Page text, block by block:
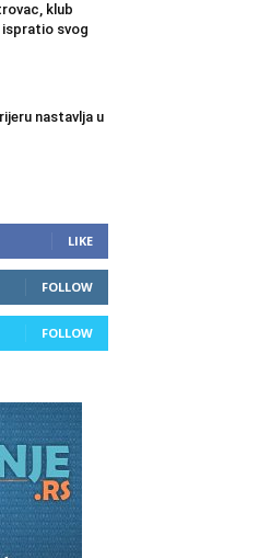
klub
svog
nastavlja u
LIKE
FOLLOW
FOLLOW